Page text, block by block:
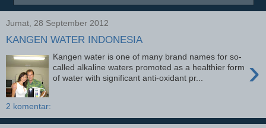
Jumat, 28 September 2012
KANGEN WATER INDONESIA
›
Kangen water is one of many brand names for so-
called alkaline waters promoted as a healthier form
of water with significant anti-oxidant pr...
2 komentar: